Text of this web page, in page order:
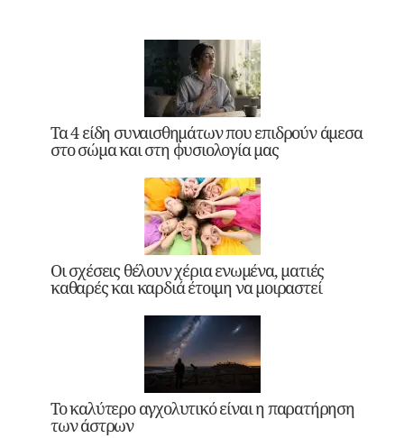
Τα 4 είδη συναισθημάτων που επιδρούν άμεσα
στο σώμα και στη φυσιολογία μας
Οι σχέσεις θέλουν χέρια ενωμένα, ματιές
καθαρές και καρδιά έτοιμη να μοιραστεί
Το καλύτερο αγχολυτικό είναι η παρατήρηση
των άστρων